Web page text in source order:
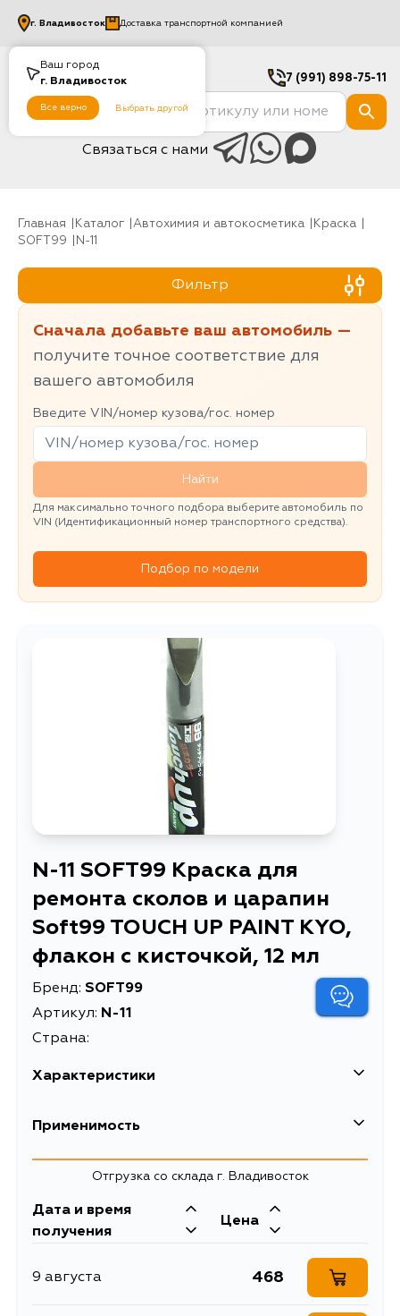
Ваш город
г. Владивосток
Все верно Выбрать другой
г. Владивосток Доставка транспортной компанией
7 (991) 898-75-11
Связаться с нами
Главная Каталог Автохимия и автокосметика
Краска
SOFT99
N-11
Фильтр
Сначала добавьте ваш автомобиль —
получите точное соответствие для
вашего автомобиля
Введите VIN/номер кузова/гос. номер
Найти
Для максимально точного подбора выберите автомобиль по
VIN (Идентификационный номер транспортного средства).
Подбор по модели
N-11 SOFT99 Краска для
ремонта сколов и царапин
Soft99 TOUCH UP PAINT KYO,
флакон с кисточкой, 12 мл
Бренд: SOFT99
Артикул: N-11
Страна:
Характеристики
EAN-13 4975759171119
Описание
царапин Soft99 TOUCH UP PAINT
Применимость
Отгрузка со склада г. Владивосток
Дата и время
получения
Цена
9 августа 468